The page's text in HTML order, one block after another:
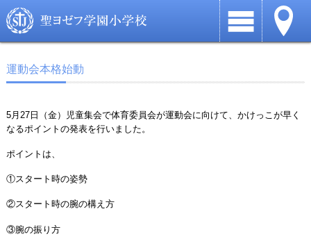
運動会本格始動
5月27日（金）児童集会で体育委員会が運動会に向けて、かけっこが早く
なるポイントの発表を行いました。
ポイントは、
①スタート時の姿勢
②スタート時の腕の構え方
③腕の振り方